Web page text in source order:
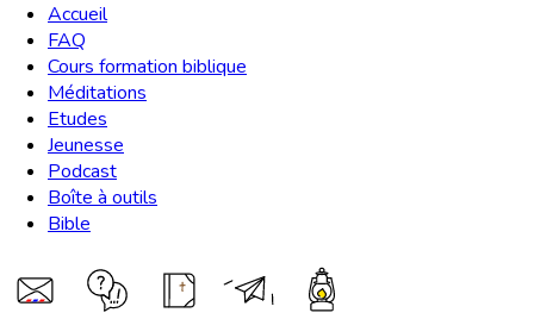
Accueil
FAQ
Cours formation biblique
Méditations
Etudes
Jeunesse
Podcast
Boîte à outils
Bible